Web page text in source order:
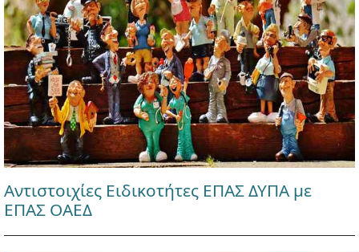
Αντιστοιχίες Ειδικοτήτες ΕΠΑΣ ΔΥΠΑ με
ΕΠΑΣ ΟΑΕΔ